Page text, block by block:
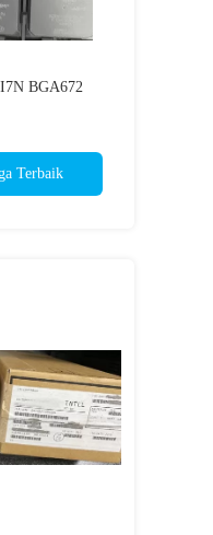
BGA672
Terbaik